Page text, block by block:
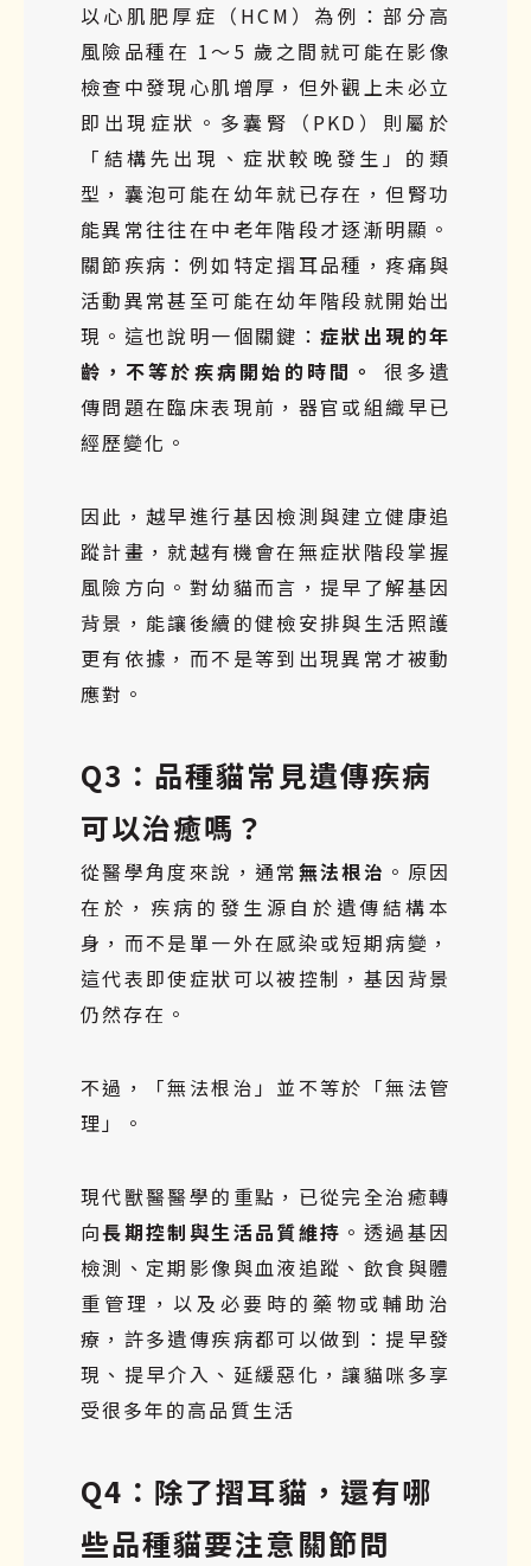
以心肌肥厚症（HCM）為例：部分高
風險品種在 1～5 歲之間就可能在影像
檢查中發現心肌增厚，但外觀上未必立
即出現症狀。多囊腎（PKD）則屬於
「結構先出現、症狀較晚發生」的類
型，囊泡可能在幼年就已存在，但腎功
能異常往往在中老年階段才逐漸明顯。
關節疾病：例如特定摺耳品種，疼痛與
活動異常甚至可能在幼年階段就開始出
現。這也說明一個關鍵：症狀出現的年
齡，不等於疾病開始的時間。
很多遺
傳問題在臨床表現前，器官或組織早已
經歷變化。
因此，越早進行基因檢測與建立健康追
蹤計畫，就越有機會在無症狀階段掌握
風險方向。對幼貓而言，提早了解基因
背景，能讓後續的健檢安排與生活照護
更有依據，而不是等到出現異常才被動
應對。
Q3：品種貓常見遺傳疾病
可以治癒嗎？
從醫學角度來說，通常無法根治 。原因
在於，疾病的發生源自於遺傳結構本
身，而不是單一外在感染或短期病變，
這代表即使症狀可以被控制，基因背景
仍然存在。
不過，「無法根治」並不等於「無法管
理」。
現代獸醫醫學的重點，已從完全治癒轉
向長期控制與生活品質維持 。透過基因
檢測、定期影像與血液追蹤、飲食與體
重管理，以及必要時的藥物或輔助治
療，許多遺傳疾病都可以做到：提早發
現、提早介入、延緩惡化，讓貓咪多享
受很多年的高品質生活
Q4：除了摺耳貓，還有哪
些品種貓要注意關節問